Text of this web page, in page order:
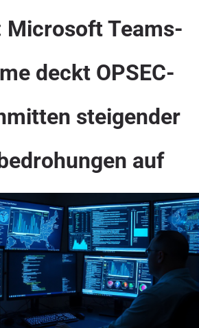
Microsoft Teams-
deckt OPSEC-
steigender
auf